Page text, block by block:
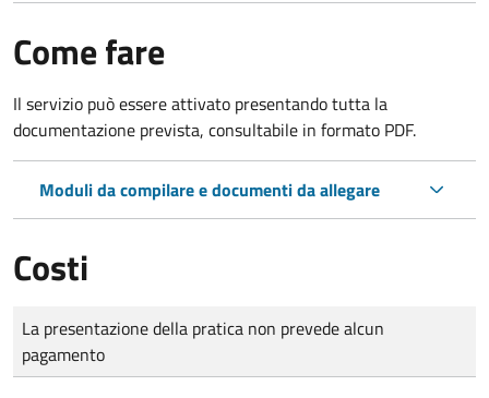
Come fare
Il servizio può essere attivato presentando tutta la
documentazione prevista, consultabile in formato PDF.
Moduli da compilare e documenti da allegare
Costi
Tipo di pagamento
Importo
La presentazione della pratica non prevede alcun
pagamento